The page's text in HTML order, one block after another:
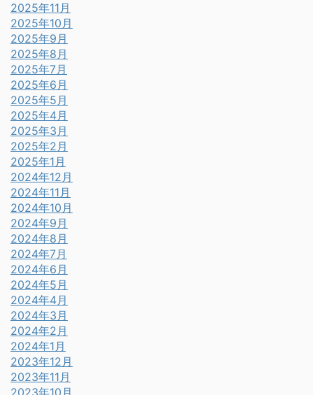
2025年11月
2025年10月
2025年9月
2025年8月
2025年7月
2025年6月
2025年5月
2025年4月
2025年3月
2025年2月
2025年1月
2024年12月
2024年11月
2024年10月
2024年9月
2024年8月
2024年7月
2024年6月
2024年5月
2024年4月
2024年3月
2024年2月
2024年1月
2023年12月
2023年11月